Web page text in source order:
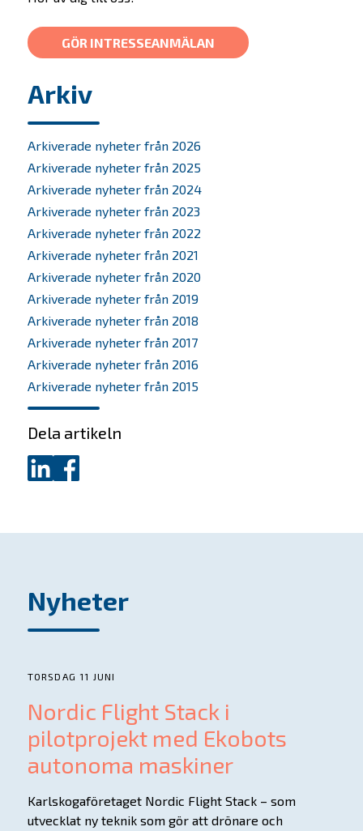
Alumner
Nyheter
Kontakta oss
In English
GÖR INTRESSEANMÄLAN
Arkiv
Arkiverade nyheter från 2026
Arkiverade nyheter från 2025
Arkiverade nyheter från 2024
Arkiverade nyheter från 2023
Arkiverade nyheter från 2022
Arkiverade nyheter från 2021
Arkiverade nyheter från 2020
Arkiverade nyheter från 2019
Arkiverade nyheter från 2018
Arkiverade nyheter från 2017
Arkiverade nyheter från 2016
Arkiverade nyheter från 2015
Dela artikeln
Dela
på
Dela
på
Nyheter
TORSDAG 11 JUNI
Nordic Flight Stack i
pilotprojekt med Ekobots
autonoma maskiner
Karlskogaföretaget Nordic Flight Stack – som
utvecklat ny teknik som gör att drönare och